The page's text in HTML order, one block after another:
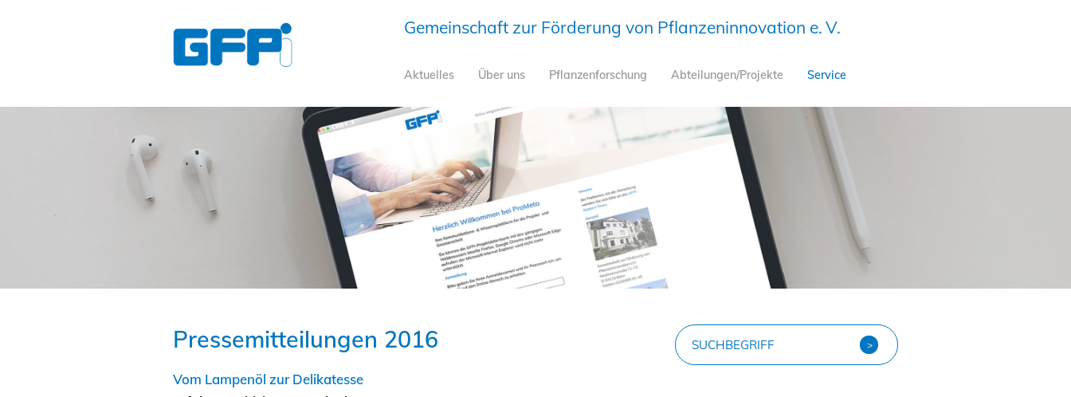
Gemeinschaft zur Förderung von Pflanzeninnovation e. V.
Aktuelles Über uns Pflanzenforschung Abteilungen/Projekte Service
Pressemitteilungen 2016
Vom Lampenöl zur Delikatesse